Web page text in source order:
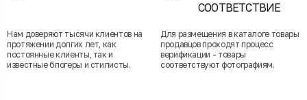
Нам доверяют тысячи клиентов на
протяжении долгих лет, как
постоянные клиенты, так и
известные блогеры и стилисты.
СООТВЕТСТВИЕ
Для размещения в каталоге товары
продавцов проходят процесс
верификации - товары
соответствуют фотографиям.